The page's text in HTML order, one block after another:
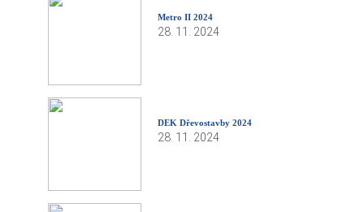
Metro II 2024
28. 11. 2024
DEK Dřevostavby 2024
28. 11. 2024